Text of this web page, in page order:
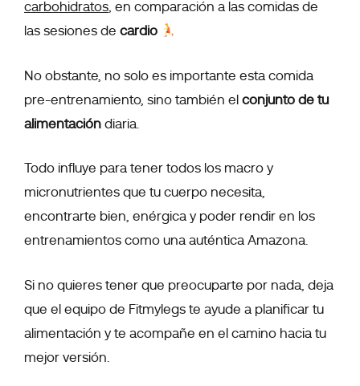
carbohidratos, en comparación a las comidas de
las sesiones de cardio
No obstante, no solo es importante esta comida
pre-entrenamiento, sino también el conjunto de tu
alimentación diaria.
Todo influye para tener todos los macro y
micronutrientes que tu cuerpo necesita,
encontrarte bien, enérgica y poder rendir en los
entrenamientos como una auténtica Amazona.
Si no quieres tener que preocuparte por nada, deja
que el equipo de Fitmylegs te ayude a planificar tu
alimentación y te acompañe en el camino hacia tu
mejor versión.